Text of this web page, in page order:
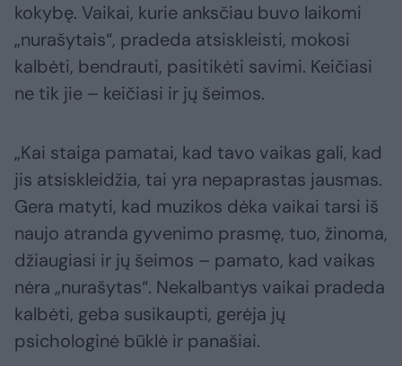
kokybę. Vaikai, kurie anksčiau buvo laikomi
„nurašytais“, pradeda atsiskleisti, mokosi
kalbėti, bendrauti, pasitikėti savimi. Keičiasi
ne tik jie – keičiasi ir jų šeimos.
„Kai staiga pamatai, kad tavo vaikas gali, kad
jis atsiskleidžia, tai yra nepaprastas jausmas.
Gera matyti, kad muzikos dėka vaikai tarsi iš
naujo atranda gyvenimo prasmę, tuo, žinoma,
džiaugiasi ir jų šeimos – pamato, kad vaikas
nėra „nurašytas“. Nekalbantys vaikai pradeda
kalbėti, geba susikaupti, gerėja jų
psichologinė būklė ir panašiai.